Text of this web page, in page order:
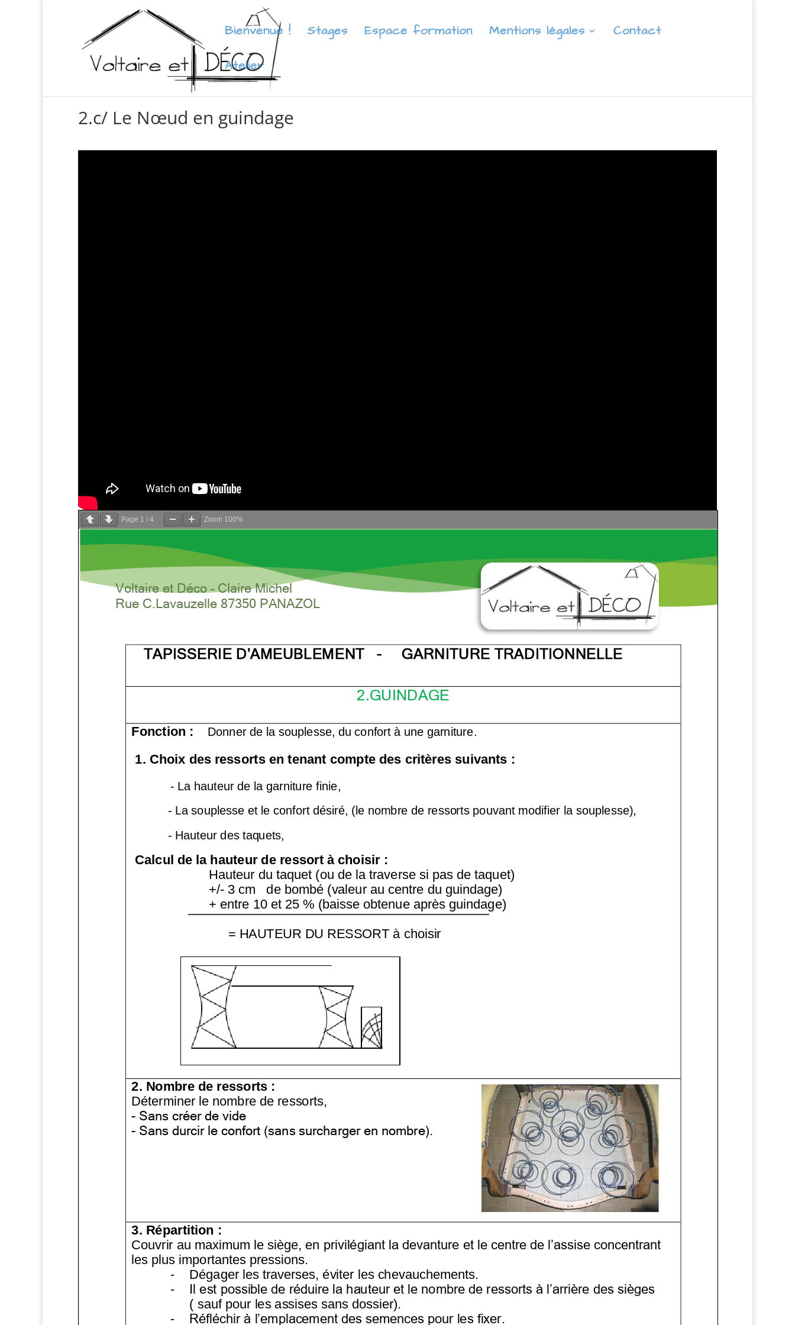
Bienvenue ! Stages Espace formation Mentions légales Contact
Atelier
2.c/ Le Nœud en guindage
Page 1 / 4 Zoom 100%